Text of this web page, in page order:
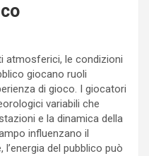
atmosferici, le condizioni
giocano ruoli
di gioco. I giocatori
variabili che
e la dinamica della
influenzano il
del pubblico può